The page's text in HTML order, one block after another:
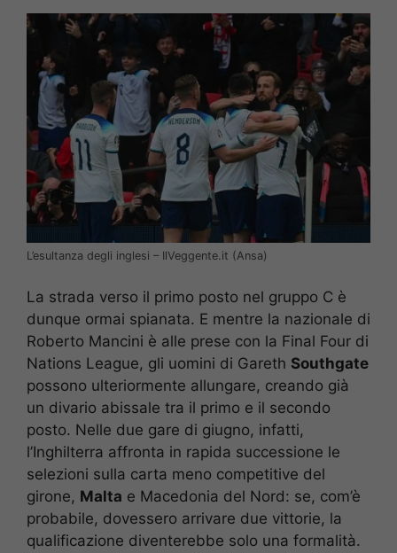
L’esultanza degli inglesi – IlVeggente.it (Ansa)
La strada verso il primo posto nel gruppo C è
dunque ormai spianata. E mentre la nazionale di
Roberto Mancini è alle prese con la Final Four di
Nations League, gli uomini di Gareth Southgate
possono ulteriormente allungare, creando già
un divario abissale tra il primo e il secondo
posto. Nelle due gare di giugno, infatti,
l’Inghilterra affronta in rapida successione le
selezioni sulla carta meno competitive del
girone, Malta e Macedonia del Nord: se, com’è
probabile, dovessero arrivare due vittorie, la
qualificazione diventerebbe solo una formalità.